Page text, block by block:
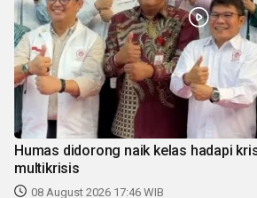
Humas didorong naik kelas hadapi
multikrisis
08 August 2026 17:46 WIB